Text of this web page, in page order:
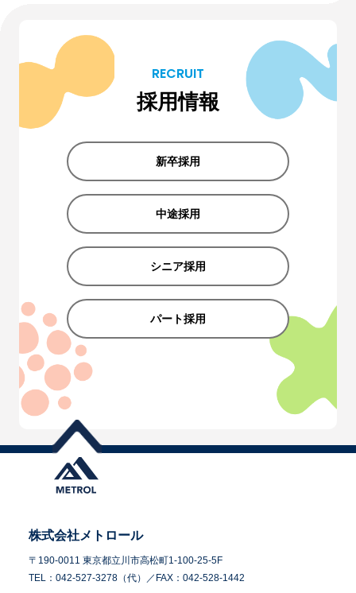
RECRUIT
採用情報
新卒採用
中途採用
シニア採用
パート採用
株式会社メトロール
〒190-0011 東京都立川市高松町1-100-25-5F
TEL：042-527-3278（代）／FAX：042-528-1442